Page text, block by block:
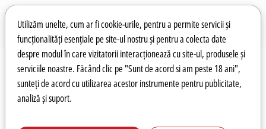
Preferințe pentru cookie-uri
Utilizăm unelte, cum ar fi cookie-urile, pentru a permite servicii și
funcționalități esențiale pe site-ul nostru și pentru a colecta date
despre modul în care vizitatorii interacționează cu site-ul, produsele și
serviciile noastre. Făcând clic pe "Sunt de acord si am peste 18 ani",
sunteți de acord cu utilizarea acestor instrumente pentru publicitate,
analiză și suport.
Wishlist Autentificare